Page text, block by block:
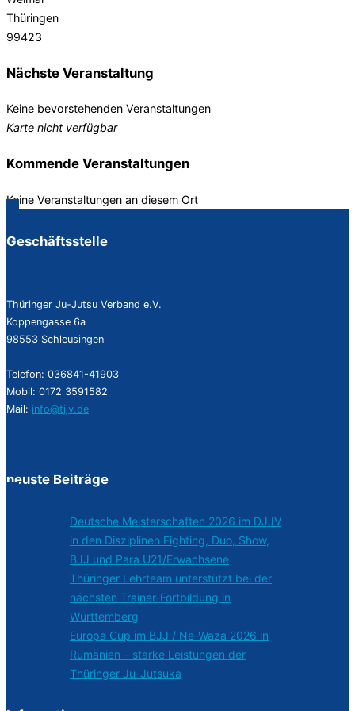
Thüringen
99423
Nächste Veranstaltung
Keine bevorstehenden Veranstaltungen
Karte nicht verfügbar
Kommende Veranstaltungen
Keine Veranstaltungen an diesem Ort
Geschäftsstelle
Thüringer Ju-Jutsu Verband e.V.
Koppengasse 6a
98553 Schleusingen
Telefon: 036841-41903
Mobil: 0172 3591582
Mail: info@tjjv.de
neuste Beiträge
Deutsche Meisterschaften 2026 im DJJV
in den Disziplinen Fighting, Duo, Show,
BJJ und Para U21/Erwachsene
Thüringer Lehrteam unterstützt bei der
nächsten Trainer-Fortbildung in
Württemberg
Europa Cup im BJJ / Ne-Waza 2026 in
Rumänien – starke Leistungen der
Thüringer Ju-Jutsuka